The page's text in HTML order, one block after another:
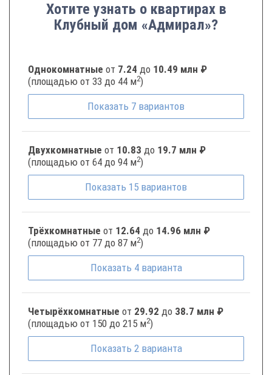
Хотите узнать о квартирах в
Клубный дом «Адмирал»?
Однокомнатные от 7.24 до 10.49 млн ₽
(площадью от 33 до 44 м2)
Показать 7 вариантов
Двухкомнатные от 10.83 до 19.7 млн ₽
(площадью от 64 до 94 м2)
Показать 15 вариантов
Трёхкомнатные от 12.64 до 14.96 млн ₽
(площадью от 77 до 87 м2)
Показать 4 варианта
Четырёхкомнатные от 29.92 до 38.7 млн ₽
(площадью от 150 до 215 м2)
Показать 2 варианта